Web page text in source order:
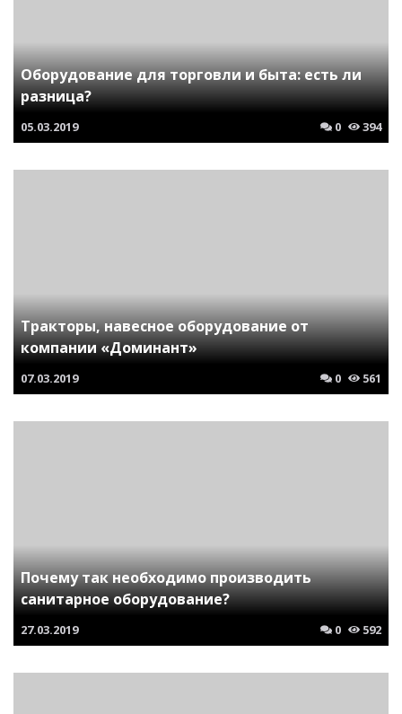
Оборудование для торговли и быта: есть ли
разница?
05.03.2019 0 394
Тракторы, навесное оборудование от
компании «Доминант»
07.03.2019 0 561
Почему так необходимо производить
санитарное оборудование?
27.03.2019 0 592